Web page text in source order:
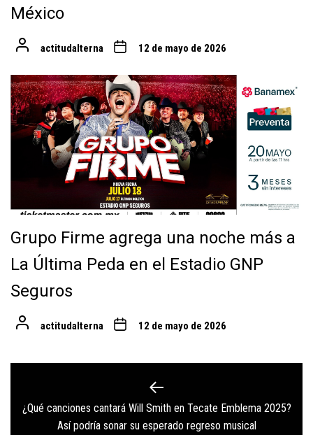
México
actitudalterna 12 de mayo de 2026
Grupo Firme agrega una noche más a
La Última Peda en el Estadio GNP
Seguros
actitudalterna 12 de mayo de 2026
de
entradas
Previous
¿Qué canciones cantará Will Smith en Tecate Emblema 2025?
Así podría sonar su esperado regreso musical